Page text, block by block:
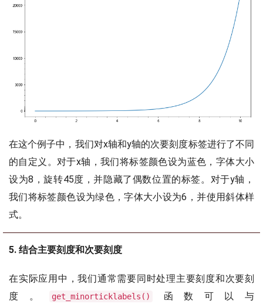
在这个例子中，我们对x轴和y轴的次要刻度标签进行了不同
的自定义。对于x轴，我们将标签颜色设为蓝色，字体大小
设为8，旋转45度，并隐藏了偶数位置的标签。对于y轴，
我们将标签颜色设为绿色，字体大小设为6，并使用斜体样
式。
5. 结合主要刻度和次要刻度
在实际应用中，我们通常需要同时处理主要刻度和次要刻
度。
get_minorticklabels() 函数可以与